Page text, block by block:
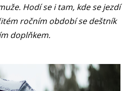
Hodí se i tam, kde se jezdí
ročním období se deštník
doplňkem.